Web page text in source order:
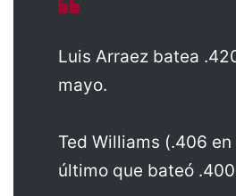
Luis Arraez batea
mayo.
Ted Williams (.406 en
último que bateó